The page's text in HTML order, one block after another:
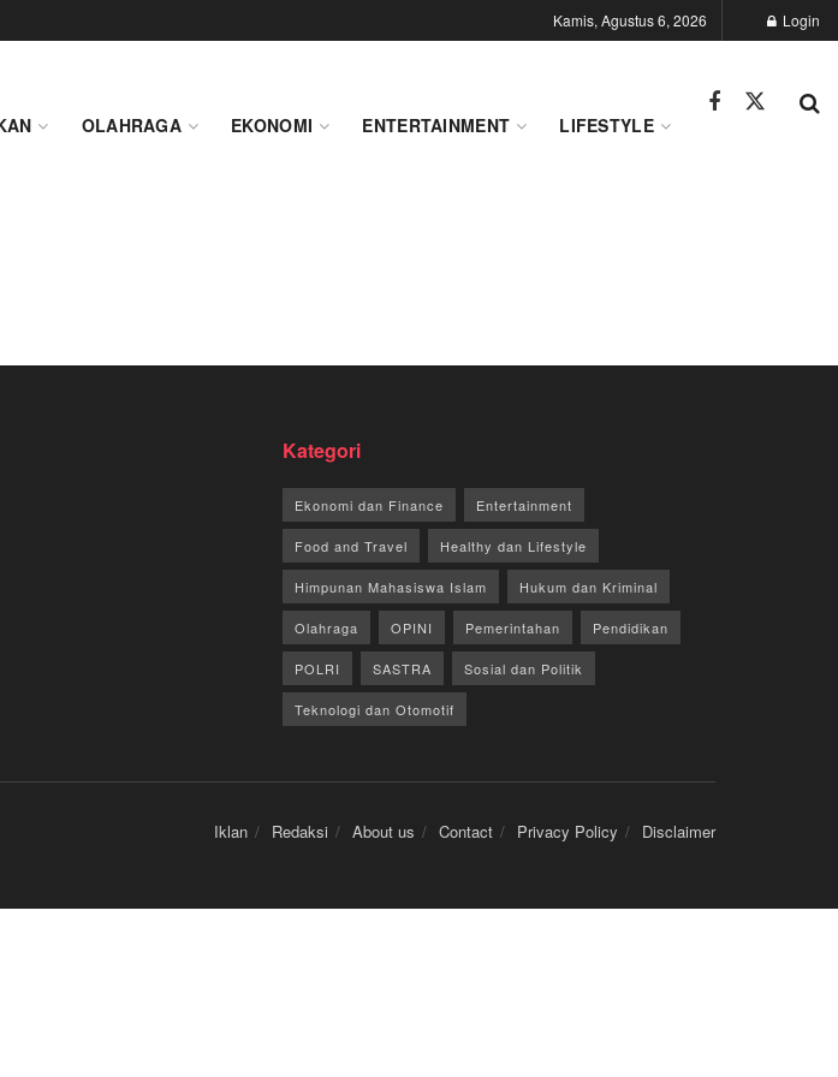
Kamis, Agustus 6, 2026 Login
OLAHRAGA EKONOMI ENTERTAINMENT LIFESTYLE
Kategori
Ekonomi dan Finance Entertainment
Food and Travel Healthy dan Lifestyle
Himpunan Mahasiswa Islam Hukum dan Kriminal
Olahraga OPINI Pemerintahan Pendidikan
POLRI SASTRA Sosial dan Politik
Teknologi dan Otomotif
Iklan Redaksi About us Contact Privacy Policy Disclaimer